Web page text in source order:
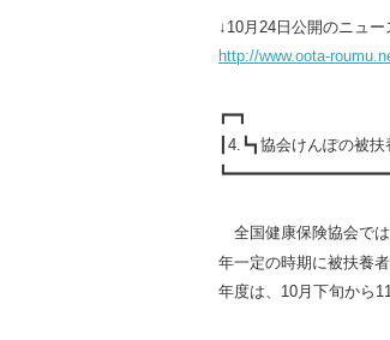
↓ 10 月 24日公開のニュ
http://www.oota-
┏━┓
4. ┗┓ 協会けんぽの被
全国健康保険協会で
年一定の時期に被扶養
年度は、 10月下旬から